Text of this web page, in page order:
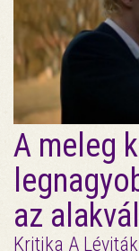
A meleg
az
Kritika A